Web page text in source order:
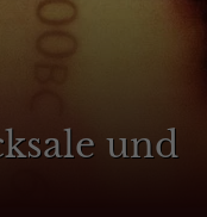
und